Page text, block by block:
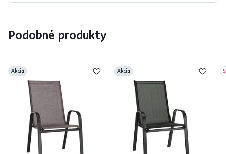
Podobné produkty
Akcia Akcia